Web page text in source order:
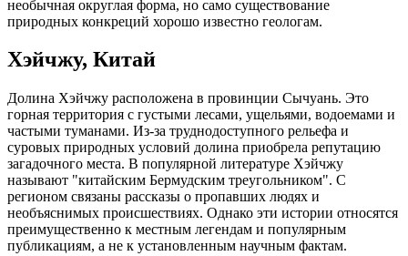
необычная округлая форма, но само существование
природных конкреций хорошо известно геологам.
Хэйчжу, Китай
Долина Хэйчжу расположена в провинции Сычуань. Это
горная территория с густыми лесами, ущельями, водоемами и
частыми туманами. Из-за труднодоступного рельефа и
суровых природных условий долина приобрела репутацию
загадочного места. В популярной литературе Хэйчжу
называют "китайским Бермудским треугольником". С
регионом связаны рассказы о пропавших людях и
необъяснимых происшествиях. Однако эти истории относятся
преимущественно к местным легендам и популярным
публикациям, а не к установленным научным фактам.